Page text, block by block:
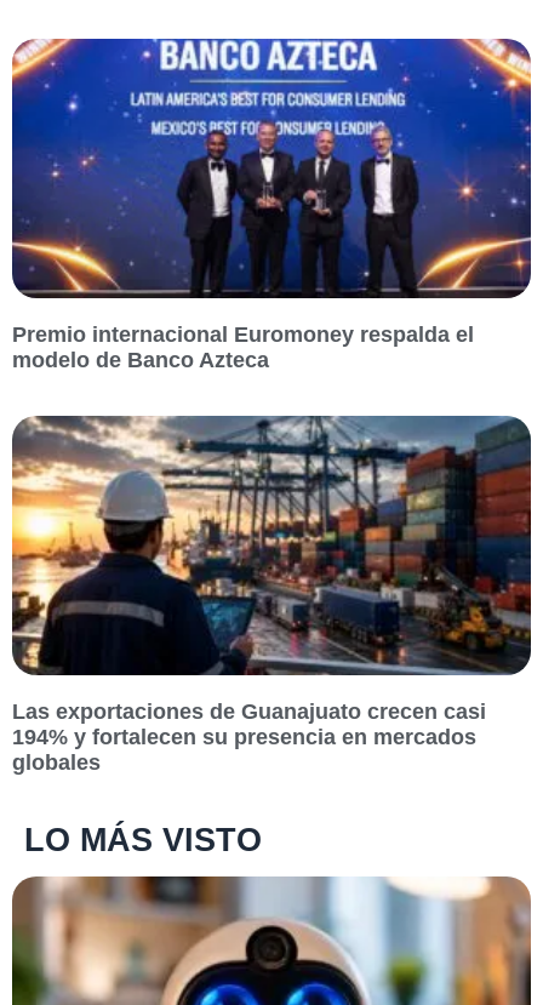
Premio internacional Euromoney respalda el
modelo de Banco Azteca
Las exportaciones de Guanajuato crecen casi
194% y fortalecen su presencia en mercados
globales
LO MÁS VISTO